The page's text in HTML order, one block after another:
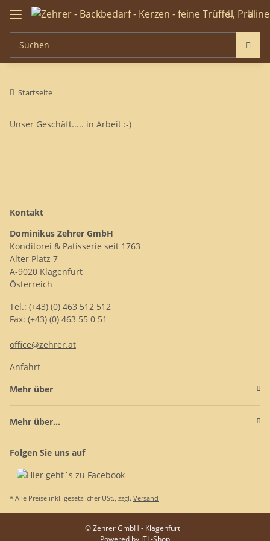
Startseite
Unser Geschäft..... in Arbeit :-)
Kontakt
Dominikus Zehrer GmbH
Konditorei & Patisserie seit 1763
Alter Platz 7
A-9020 Klagenfurt
Österreich
Tel.: (+43) (0) 463 512 512
Fax: (+43) (0) 463 55 0 51
office@zehrer.at
Anfahrt
Mehr über
Mehr über...
Folgen Sie uns auf
* Alle Preise inkl. gesetzlicher USt., zzgl. Versand
© Zehrer GmbH - Klagenfurt
Powered by JTL-Shop